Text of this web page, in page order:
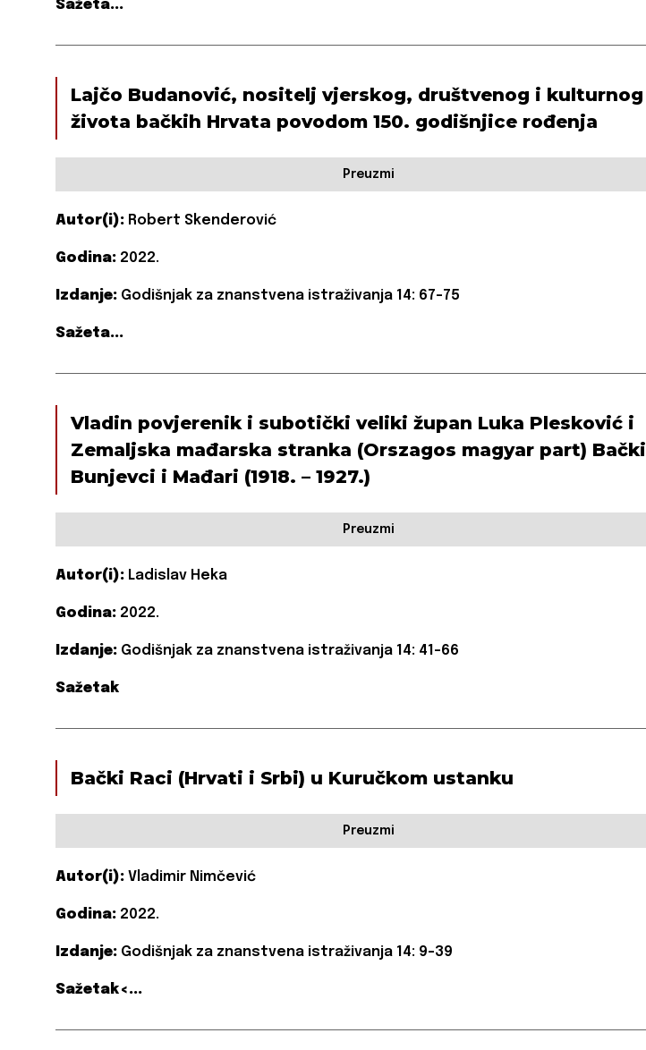
Sažeta...
Lajčo Budanović, nositelj vjerskog, društvenog i kulturnog
života bačkih Hrvata povodom 150. godišnjice rođenja
Preuzmi
Autor(i): Robert Skenderović
Godina: 2022.
Izdanje: Godišnjak za znanstvena istraživanja 14: 67-75
Sažeta...
Vladin povjerenik i subotički veliki župan Luka Plesković i
Zemaljska mađarska stranka (Orszagos magyar part) Bački
Bunjevci i Mađari (1918. – 1927.)
Preuzmi
Autor(i): Ladislav Heka
Godina: 2022.
Izdanje: Godišnjak za znanstvena istraživanja 14: 41-66
Sažetak
Bački Raci (Hrvati i Srbi) u Kuručkom ustanku
Preuzmi
Autor(i): Vladimir Nimčević
Godina: 2022.
Izdanje: Godišnjak za znanstvena istraživanja 14: 9-39
Sažetak<...